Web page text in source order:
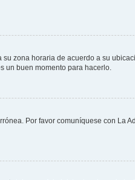
zona horaria de acuerdo a su
un buen momento para hacerlo.
Por favor comuníquese con La